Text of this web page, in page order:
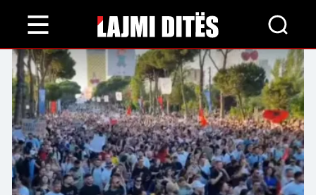
content